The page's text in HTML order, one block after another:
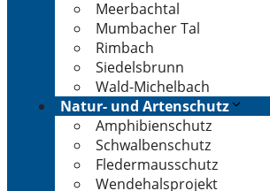
Meerbachtal
Mumbacher Tal
Rimbach
Siedelsbrunn
Wald-Michelbach
Natur- und Artenschutz
Amphibienschutz
Schwalbenschutz
Fledermausschutz
Wendehalsprojekt